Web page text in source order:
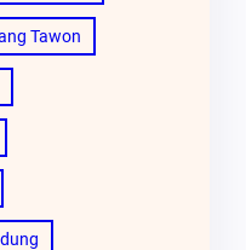
Tawon